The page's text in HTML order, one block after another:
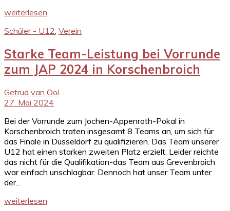
weiterlesen
Schüler - U12, Verein
Starke Team-Leistung bei Vorrunde
zum JAP 2024 in Korschenbroich
Getrud van Ool
27. Mai 2024
Bei der Vorrunde zum Jochen-Appenroth-Pokal in
Korschenbroich traten insgesamt 8 Teams an, um sich für
das Finale in Düsseldorf zu qualifizieren. Das Team unserer
U12 hat einen starken zweiten Platz erzielt. Leider reichte
das nicht für die Qualifikation-das Team aus Grevenbroich
war einfach unschlagbar. Dennoch hat unser Team unter
der…
weiterlesen